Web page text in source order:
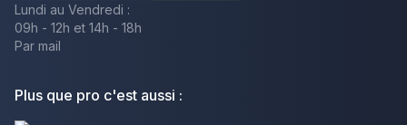
Lundi au Vendredi :
09h - 12h et 14h - 18h
Par mail
Plus que pro c'est aussi :